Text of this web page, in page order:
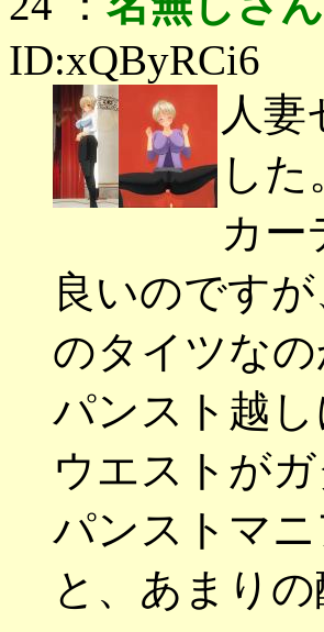
ID:xQByRCi6
人
した
カー
良いのです
のタイツなの
パンスト越
ウエストがガ
パンストマ
と、あまり